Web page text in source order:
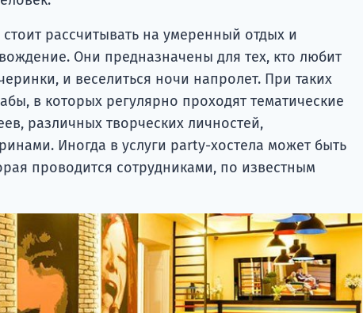
рассчитывать на умеренный отдых и
Они предназначены для тех, кто любит
и веселиться ночи напролет. При таких
в которых регулярно проходят тематические
различных творческих личностей,
Иногда в услуги party-хостела может быть
проводится сотрудниками, по известным